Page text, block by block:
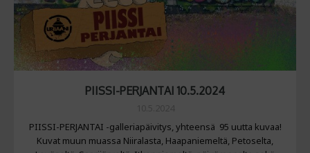
PIISSI-PERJANTAI 10.5.2024
PIISSI-PERJANTAI -galleriapäivitys, yhteensä 95 uutta kuvaa!
Kuvat muun muassa Niiralasta, Haapaniemeltä, Petoselta,